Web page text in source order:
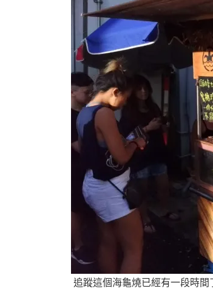
追蹤這個海龜燒已經有一段時